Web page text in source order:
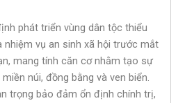
phát triển vùng dân tộc thiểu
nhiệm vụ an sinh xã hội trước mắt
mang tính căn cơ nhằm tạo sự
núi, đồng bằng và ven biển.
trọng bảo đảm ổn định chính trị,